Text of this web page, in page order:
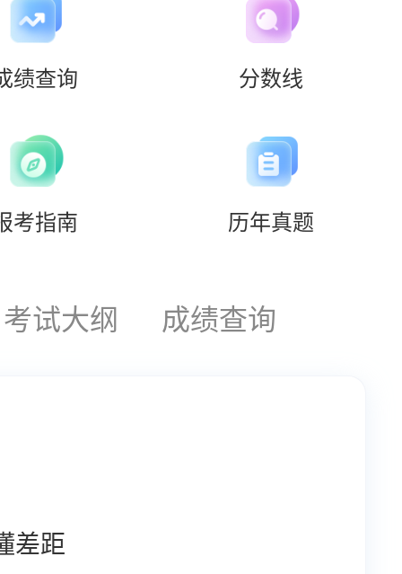
绩查询 分数线
考指南 历年真题
考试大纲 成绩查询
差距